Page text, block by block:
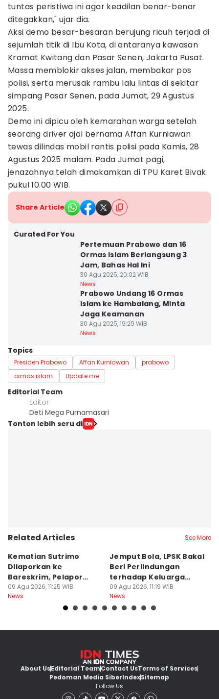
tuntas peristiwa ini agar keadilan benar-benar
ditegakkan," ujar dia.
Aksi demo besar-besaran berujung ricuh terjadi di
sejumlah titik di Ibu Kota, di antaranya kawasan
Kramat Kwitang dan Pasar Senen, Jakarta Pusat.
Massa memblokir akses jalan, membakar pos
polisi, serta merusak rambu lalu lintas di sekitar
simpang Pasar Senen, pada Jumat, 29 Agustus
2025.
Demo ini dipicu oleh kemarahan warga setelah
seorang driver ojol bernama Affan Kurniawan
tewas dilindas mobil rantis polisi pada Kamis, 28
Agustus 2025 malam. Pada Jumat pagi,
jenazahnya telah dimakamkan di TPU Karet Bivak
pukul 10.00 WIB.
Share Article
Curated For You
Pertemuan Prabowo dan 16
Ormas Islam Berlangsung 3
Jam, Bahas Hal Ini
30 Agu 2025, 20:02 WIB
News
Prabowo Undang 16 Ormas
Islam ke Hambalang, Minta
Jaga Keamanan
30 Agu 2025, 19:29 WIB
News
Topics
Presiden Prabowo Affan Kurniawan
prabowo
ormas islam
Update me
Editorial Team
Editor
Deti Mega Purnamasari
Tonton lebih seru di
Related Articles See More
Kematian Sutrimo
Dilaporkan ke
Bareskrim, Pelapor
Minta Ekshumasi
09 Agu 2026, 11:25 WIB
News
Jemput Bola, LPSK Bakal
Beri Perlindungan
terhadap Keluarga
Sutrimo
09 Agu 2026, 11:19 WIB
News
About UsEditorial TeamContact UsTerms of Services
Pedoman Media SiberIndexSitemap
Follow Us